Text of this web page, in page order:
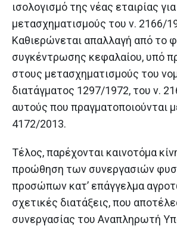
ισολογισμό της νέας εταιρίας
μετασχηματισμούς του ν. 2166/
Καθιερώνεται απαλλαγή από το
συγκέντρωσης κεφαλαίου, υπό
στους μετασχηματισμούς του
διατάγματος 1297/1972, του ν.
αυτούς που πραγματοποιούνται
4172/2013.
Τέλος, παρέχονται καινοτόμα
προώθηση των συνεργασιών
προσώπων κατ’ επάγγελμα
σχετικές διατάξεις, που
συνεργασίας του Αναπληρωτή